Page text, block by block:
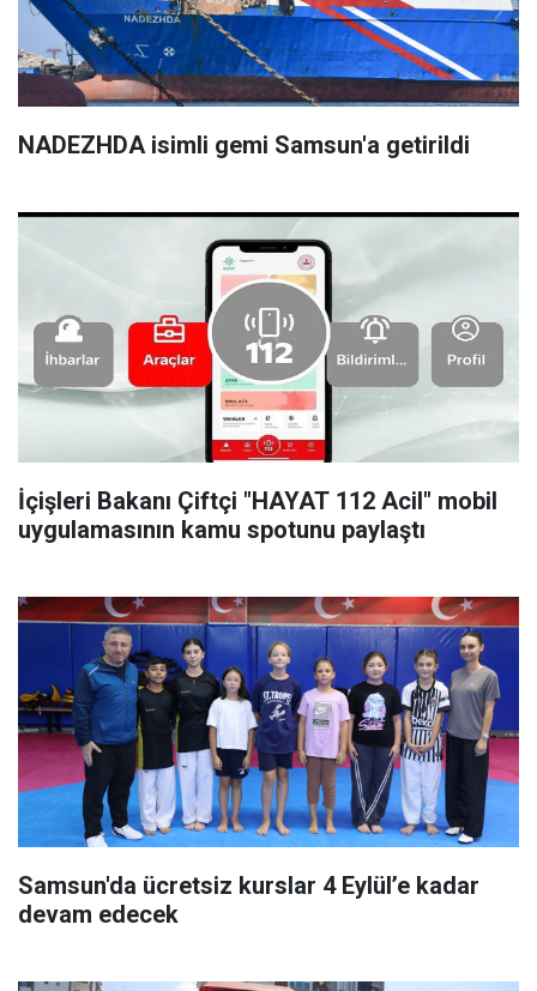
NADEZHDA isimli gemi Samsun'a getirildi
İçişleri Bakanı Çiftçi "HAYAT 112 Acil" mobil
uygulamasının kamu spotunu paylaştı
Samsun'da ücretsiz kurslar 4 Eylül’e kadar
devam edecek